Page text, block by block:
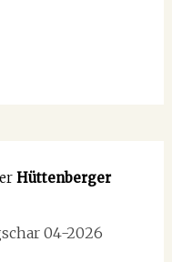
Hüttenberger